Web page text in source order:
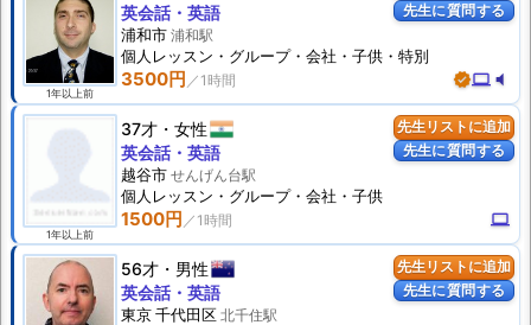
先生に質問する
1年以上前
3500円 verifiedcomputer volume_mute
英会話・英語
浦和市 浦和駅
個人 レッスン ・グループ・会社・子供・特別
先生リストに追加
先生に質問する
1年以上前
37才 女性
1500円 computer
英会話・英語
越谷市 せんげん台駅
個人 レッスン ・グループ・会社・子供
先生リストに追加
先生に質問する
56才 男性
英会話・英語
東京 千代田区 北千住駅